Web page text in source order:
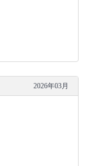
2026年03月